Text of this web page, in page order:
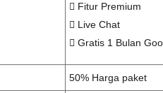
Fitur Premium
Live Chat
Gratis 1 Bulan
50% Harga paket